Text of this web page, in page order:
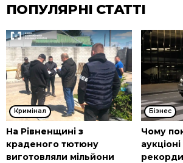
ПОПУЛЯРНІ СТАТТІ
Кримінал
На Рівненщині з
краденого тютюну
виготовляли мільйони
Бізнес
Чому
рекорди